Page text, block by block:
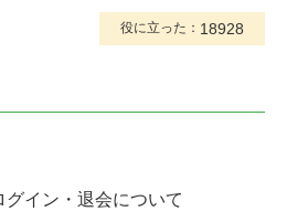
役に立った： 18928
イン・退会について